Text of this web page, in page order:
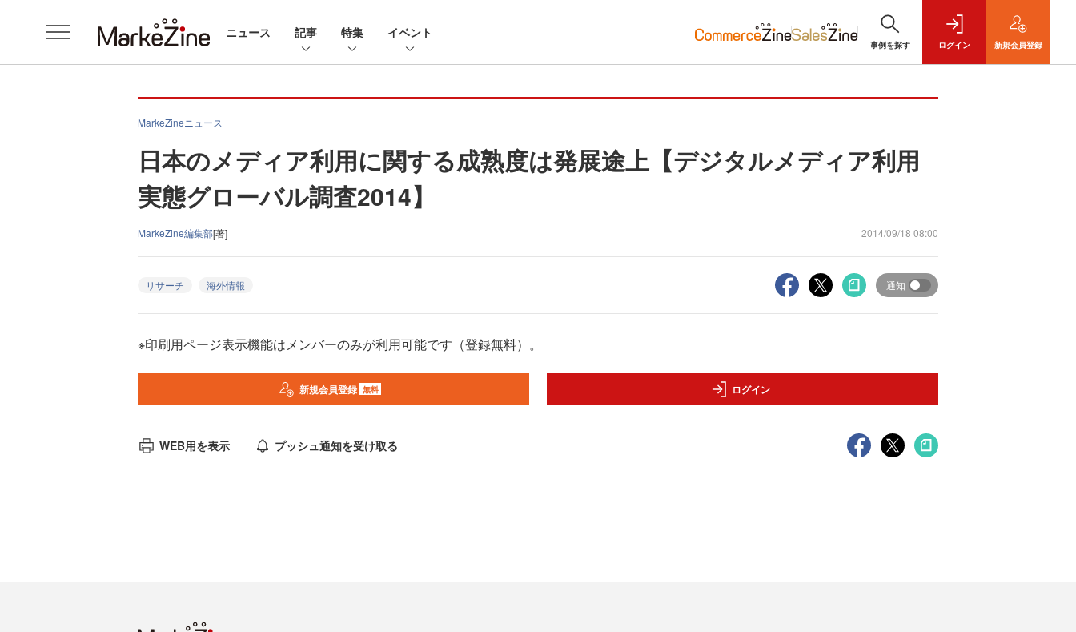
ニュース 記事 特集 イベント
事例を探す ログイン 新規会員登録
MarkeZineニュース
日本のメディア利用に関する成熟度は発展途上【デジタルメディア利用
実態グローバル調査2014】
MarkeZine編集部[著] 2014/09/18 08:00
リサーチ 海外情報 通知
※印刷用ページ表示機能はメンバーのみが利用可能です（登録無料）。
新規会員登録 無料 ログイン
WEB用を表示 プッシュ通知を受け取る